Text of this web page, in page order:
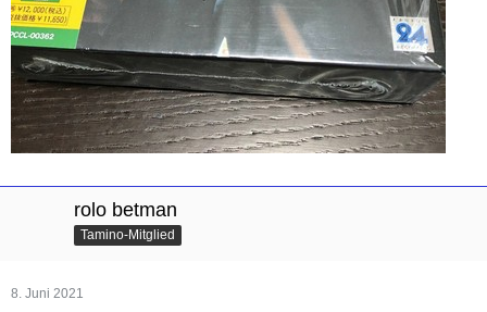
rolo betman
Tamino-Mitglied
8. Juni 2021